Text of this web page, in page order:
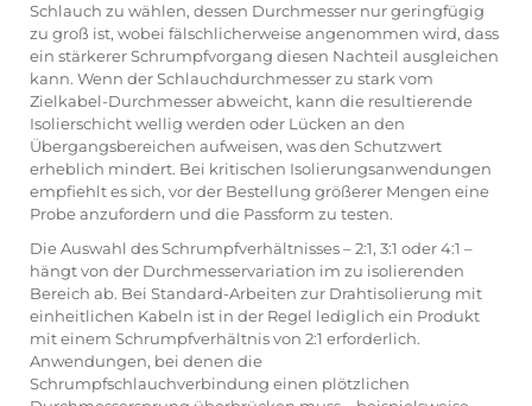
Schlauch zu wählen, dessen Durchmesser nur geringfügig
zu groß ist, wobei fälschlicherweise angenommen wird, dass
ein stärkerer Schrumpfvorgang diesen Nachteil ausgleichen
kann. Wenn der Schlauchdurchmesser zu stark vom
Zielkabel-Durchmesser abweicht, kann die resultierende
Isolierschicht wellig werden oder Lücken an den
Übergangsbereichen aufweisen, was den Schutzwert
erheblich mindert. Bei kritischen Isolierungsanwendungen
empfiehlt es sich, vor der Bestellung größerer Mengen eine
Probe anzufordern und die Passform zu testen.
Die Auswahl des Schrumpfverhältnisses – 2:1, 3:1 oder 4:1 –
hängt von der Durchmesservariation im zu isolierenden
Bereich ab. Bei Standard-Arbeiten zur Drahtisolierung mit
einheitlichen Kabeln ist in der Regel lediglich ein Produkt
mit einem Schrumpfverhältnis von 2:1 erforderlich.
Anwendungen, bei denen die
Schrumpfschlauchverbindung einen plötzlichen